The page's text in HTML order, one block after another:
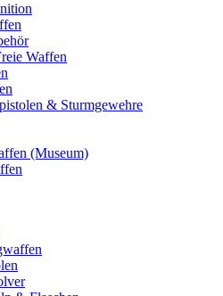
Waffen
& Sturmgewehre
(Museum)